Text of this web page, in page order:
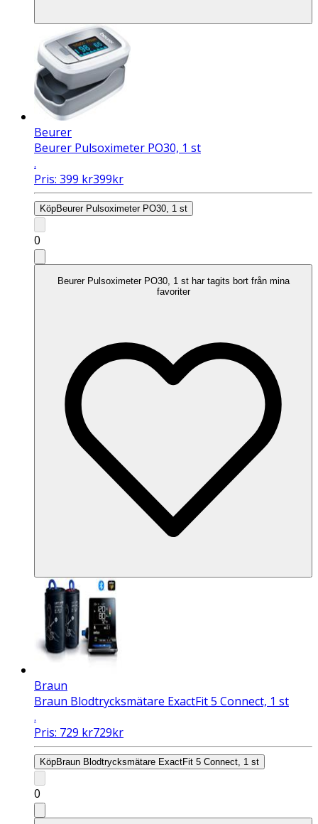
Beurer
Beurer Pulsoximeter PO30, 1 st
.
Pris: 399 kr399kr
KöpBeurer Pulsoximeter PO30, 1 st
0
Beurer Pulsoximeter PO30, 1 st har tagits bort från mina
favoriter
Braun
Braun Blodtrycksmätare ExactFit 5 Connect, 1 st
.
Pris: 729 kr729kr
KöpBraun Blodtrycksmätare ExactFit 5 Connect, 1 st
0